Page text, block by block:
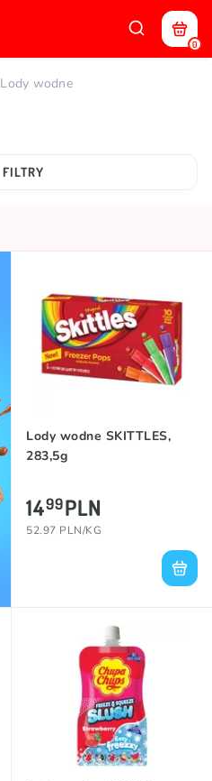
0
Lody wodne
FILTRY
Lody wodne SKITTLES,
283,5g
1499PLN
52.97 PLN/KG